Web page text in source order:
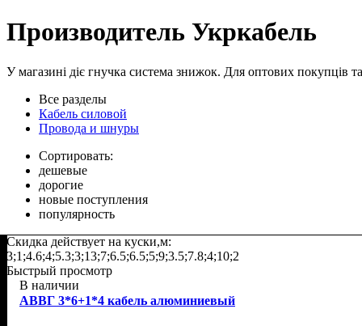
Производитель Укркабель
У магазині діє гнучка система знижок. Для оптових покупців
Все разделы
Кабель силовой
Провода и шнуры
Сортировать:
дешевые
дорогие
новые поступления
популярность
Скидка действует на куски,м:
3;1;4.6;4;5.3;3;13;7;6.5;6.5;5;9;3.5;7.8;4;10;2
Быстрый просмотр
В наличии
АВВГ 3*6+1*4 кабель алюминиевый